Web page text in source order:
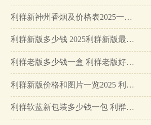
利群新神州香烟及价格表2025一览 利群神州新版多少钱一包…
利群新版多少钱 2025利群新版最新价格…
利群老版多少钱一盒 利群老版好抽吗…
利群新版价格和图片一览2025 利群新版多少钱一包…
利群软蓝新包装多少钱一包 利群软蓝新版价格…